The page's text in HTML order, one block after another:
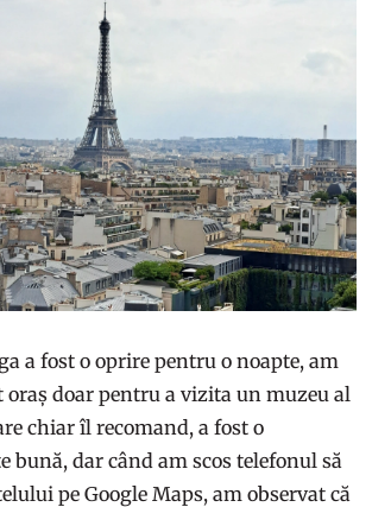
a fost o oprire pentru o noapte, am
oraș doar pentru a vizita un muzeu al
chiar îl recomand, a fost o
bună, dar când am scos telefonul să
pe Google Maps, am observat că